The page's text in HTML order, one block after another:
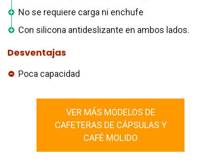
No se requiere carga ni enchufe
Con silicona antideslizante en ambos lados.
Desventajas
Poca capacidad
VER MÁS MODELOS DE
CAFETERAS DE CÁPSULAS Y
CAFÉ MOLIDO